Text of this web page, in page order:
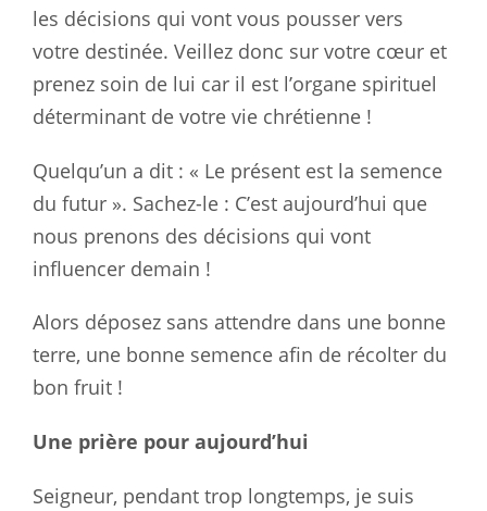
les décisions qui vont vous pousser vers
votre destinée. Veillez donc sur votre cœur et
prenez soin de lui car il est l’organe spirituel
déterminant de votre vie chrétienne !
Quelqu’un a dit : « Le présent est la semence
du futur ». Sachez-le : C’est aujourd’hui que
nous prenons des décisions qui vont
influencer demain !
Alors déposez sans attendre dans une bonne
terre, une bonne semence afin de récolter du
bon fruit !
Une prière pour aujourd’hui
Seigneur, pendant trop longtemps, je suis